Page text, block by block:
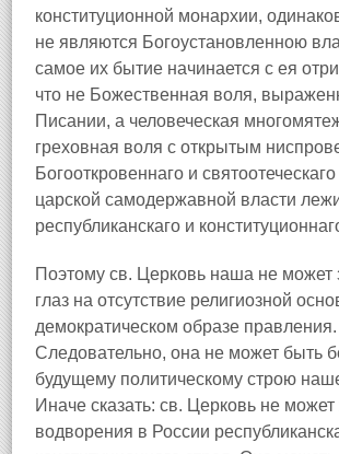
конституционной монархии,
не являются Богоустановленною
самое их бытие начинается с ея
что не Божественная воля,
Писании, а человеческая
греховная воля с открытым
Богооткровеннаго и
царской самодержавной власти
республиканскаго и
Поэтому св. Церковь наша не может
глаз на отсутствие религиозной
демократическом образе правления.
Следовательно, она не может быть
будущему политическому строю
Иначе сказать: св. Церковь не может
водворения в России